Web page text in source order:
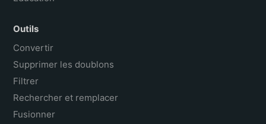
Outils
Convertir
Supprimer les doublons
Filtrer
Rechercher et remplacer
Fusionner